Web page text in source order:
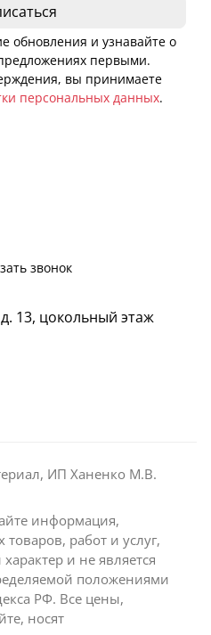
обновления и узнавайте о
первыми.
вы принимаете
персональных данных.
звонок
13, цокольный этаж
ИП Ханенко М.В.
информация,
работ и услуг,
и не является
положениями
РФ. Все цены,
носят